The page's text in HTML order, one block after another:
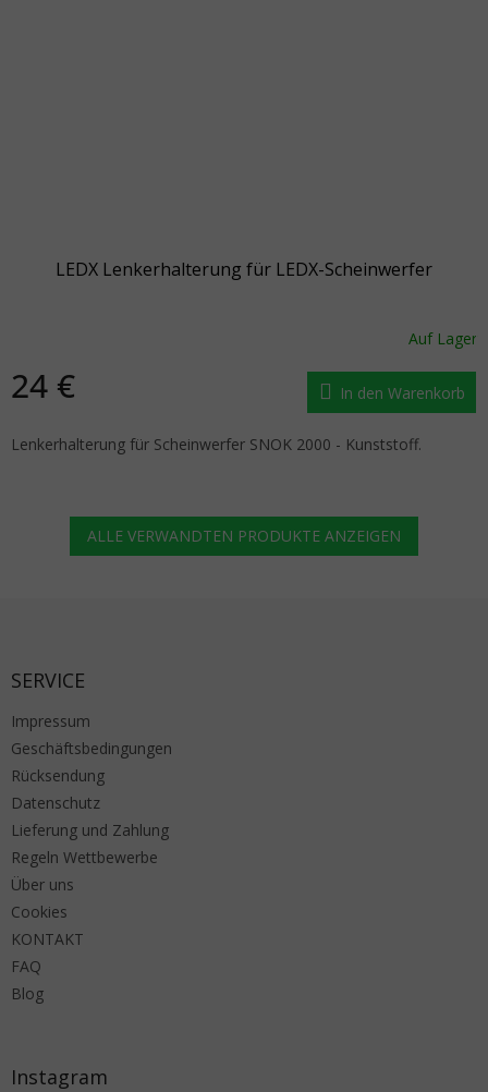
LEDX Lenkerhalterung für LEDX-Scheinwerfer
Auf Lager
24 € In den Warenkorb
Lenkerhalterung für Scheinwerfer SNOK 2000 - Kunststoff.
ALLE VERWANDTEN PRODUKTE ANZEIGEN
SERVICE
Impressum
Geschäftsbedingungen
Rücksendung
Datenschutz
Lieferung und Zahlung
Regeln Wettbewerbe
Über uns
Cookies
KONTAKT
FAQ
Blog
Instagram